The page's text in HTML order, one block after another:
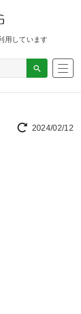
用しています
2024/02/12